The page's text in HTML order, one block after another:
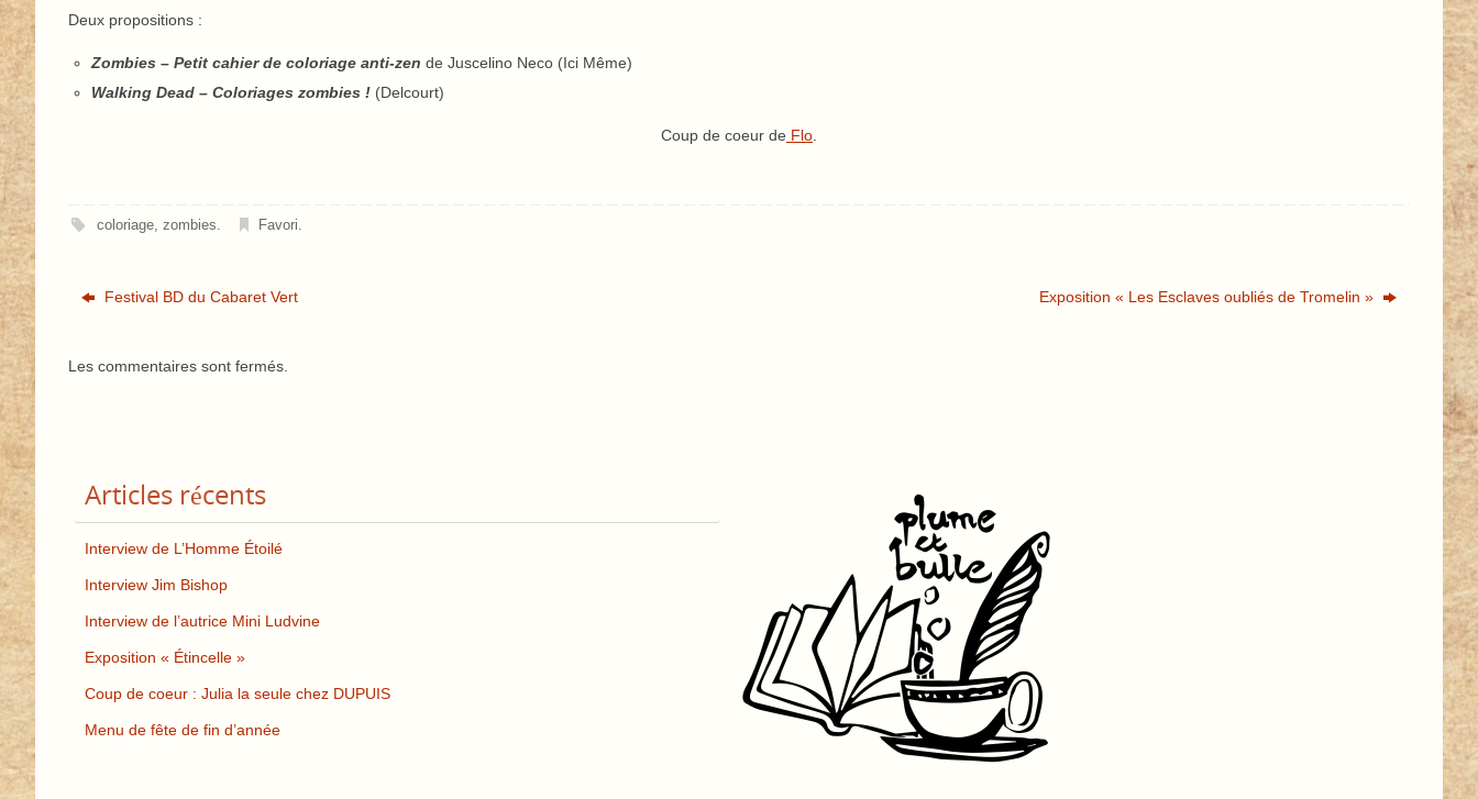
Deux propositions :
Zombies – Petit cahier de coloriage anti-zen de Juscelino Neco (Ici Même)
Walking Dead – Coloriages zombies ! (Delcourt)
Coup de coeur de Flo
coloriage,zombies. Favori.
Festival BD du Cabaret Vert Exposition « Les Esclaves oubliés de Tromelin »
Les commentaires sont fermés.
Articles récents
Interview de L’Homme Étoilé
Interview Jim Bishop
Interview de l’autrice Mini Ludvine
Exposition « Étincelle »
Coup de coeur : Julia la seule chez DUPUIS
Menu de fête de fin d’année